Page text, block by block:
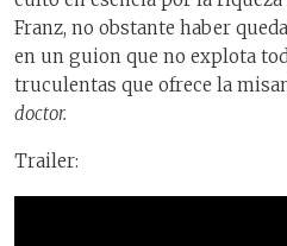
Franz, no obstante haber
en un guion que no explota
truculentas que ofrece la
doctor.
Trailer: